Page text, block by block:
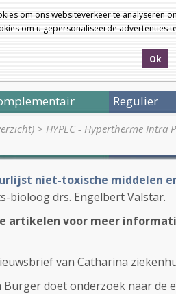
om ons websiteverkeer te
om u gepersonaliseerde advertenties
Ok
Regulier
> HYPEC - Hypertherme Intra
niet-toxische middelen
bioloog drs. Engelbert Valstar.
artikelen voor meer
van Catharina
doet onderzoek naar de